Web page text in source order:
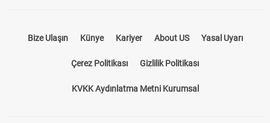
Bize Ulaşın Künye Kariyer About US Yasal Uyarı
Çerez Politikası Gizlilik Politikası
KVKK Aydınlatma Metni Kurumsal